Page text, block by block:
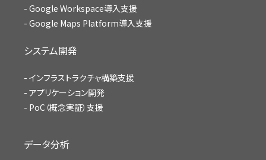
Google Workspace導入支援
Google Maps Platform導入支援
システム開発
インフラストラクチャ構築支援
アプリケーション開発
PoC（概念実証）支援
データ分析